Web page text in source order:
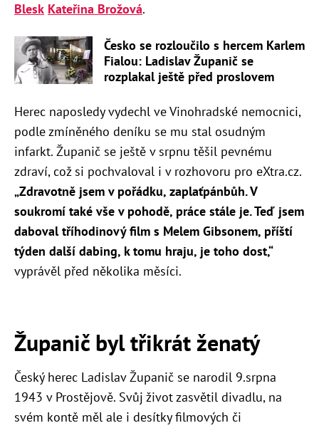
Blesk Kateřina Brožová.
Česko se rozloučilo s hercem Karlem
Fialou: Ladislav Županič se
rozplakal ještě před proslovem
Herec naposledy vydechl ve Vinohradské nemocnici,
podle zmíněného deníku se mu stal osudným
infarkt. Županič se ještě v srpnu těšil pevnému
zdraví, což si pochvaloval i v rozhovoru pro eXtra.cz.
„Zdravotně jsem v pořádku, zaplaťpánbůh. V
soukromí také vše v pohodě, práce stále je. Teď jsem
daboval tříhodinový film s Melem Gibsonem, příští
týden další dabing, k tomu hraju, je toho dost,“
vyprávěl před několika měsíci.
Županič byl třikrát ženatý
Český herec Ladislav Županič se narodil 9.srpna
1943 v Prostějově. Svůj život zasvětil divadlu, na
svém kontě měl ale i desítky filmových či